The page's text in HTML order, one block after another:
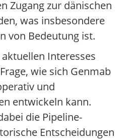
Zugang zur dänischen
was insbesondere
von Bedeutung ist.
Interesses
wie sich Genmab
und
entwickeln kann.
die Pipeline-
Entscheidungen